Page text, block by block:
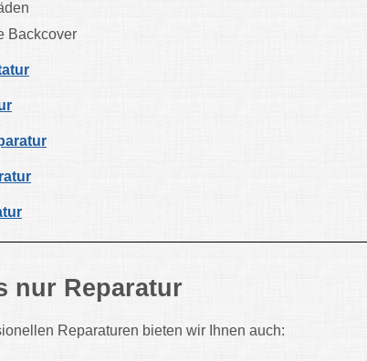
Backcover
nur Reparatur
Reparaturen bieten wir Ihnen auch: